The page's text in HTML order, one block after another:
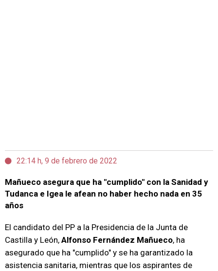
22:14 h, 9 de febrero de 2022
Mañueco asegura que ha "cumplido" con la Sanidad y
Tudanca e Igea le afean no haber hecho nada en 35
años
El candidato del PP a la Presidencia de la Junta de
Castilla y León, Alfonso Fernández Mañueco, ha
asegurado que ha "cumplido" y se ha garantizado la
asistencia sanitaria, mientras que los aspirantes de